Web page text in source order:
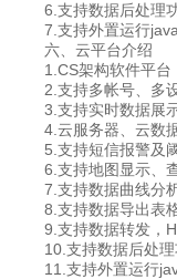
6.支持数据后处理
7.支持外置运行
六、云平台介绍
1.CS架构软件平台
2.支持多帐号、多
3.支持实时数据展示
4.云服务器、云数据
5.支持短信报警及
6.支持地图显示、
7.支持数据曲线分
8.支持数据导出表
9.支持数据转发，
10.支持数据后处理
11.支持外置运行